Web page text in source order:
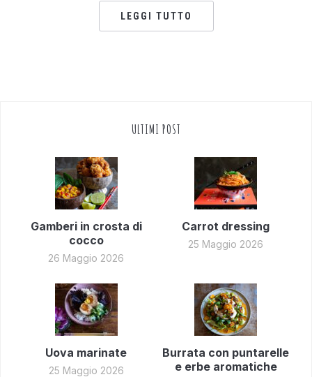
LEGGI TUTTO
ULTIMI POST
Gamberi in crosta di
cocco
26 Maggio 2026
Carrot dressing
25 Maggio 2026
Uova marinate
25 Maggio 2026
Burrata con puntarelle
e erbe aromatiche